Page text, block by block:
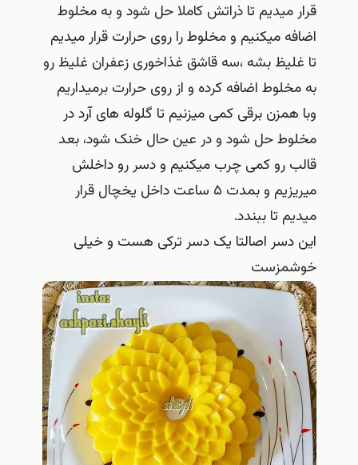
قرار میدیم تا ذراتش کاملا حل شود و به مخلوط
اضافه میکنیم و مخلوط را روی حرارت قرار میدیم
تا غلیظ بشه ،سه قاشق غذاخوری زعفران غلیظ رو
به مخلوط اضافه کرده و از روی حرارت برمیداریم
وبا همزن برقی کمی میزنیم تا گلوله های آرد در
مخلوط حل شود و در عین حال خنک شود، بعد
قالب رو کمی چرب میکنیم و دسر رو داخلش
میریزیم و بمدت ۵ ساعت داخل یخچال قرار
میدیم تا ببندد.
این دسر اصالتا یک دسر ترکی هست و خیلی
خوشمزست